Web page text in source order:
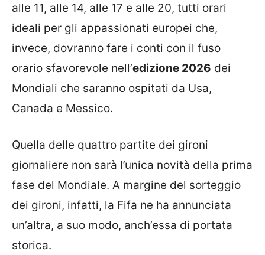
alle 11, alle 14, alle 17 e alle 20, tutti orari
ideali per gli appassionati europei che,
invece, dovranno fare i conti con il fuso
orario sfavorevole nell’edizione 2026 dei
Mondiali che saranno ospitati da Usa,
Canada e Messico.
Quella delle quattro partite dei gironi
giornaliere non sarà l’unica novità della prima
fase del Mondiale. A margine del sorteggio
dei gironi, infatti, la Fifa ne ha annunciata
un’altra, a suo modo, anch’essa di portata
storica.